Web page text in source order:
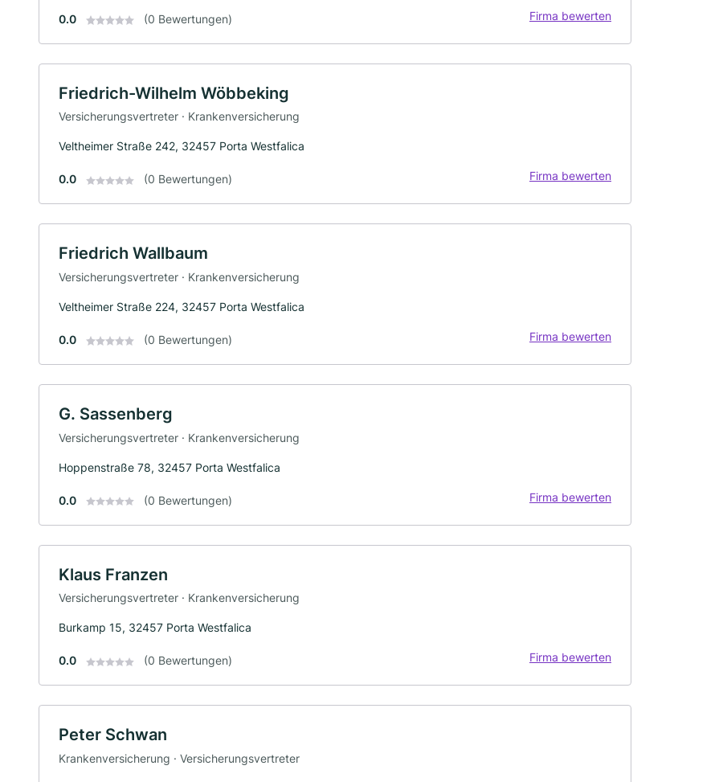
0.0 (0 Bewertungen) Firma bewerten
Friedrich-Wilhelm Wöbbeking
Versicherungsvertreter · Krankenversicherung
Veltheimer Straße 242, 32457 Porta Westfalica
0.0 (0 Bewertungen) Firma bewerten
Friedrich Wallbaum
Versicherungsvertreter · Krankenversicherung
Veltheimer Straße 224, 32457 Porta Westfalica
0.0 (0 Bewertungen) Firma bewerten
G. Sassenberg
Versicherungsvertreter · Krankenversicherung
Hoppenstraße 78, 32457 Porta Westfalica
0.0 (0 Bewertungen) Firma bewerten
Klaus Franzen
Versicherungsvertreter · Krankenversicherung
Burkamp 15, 32457 Porta Westfalica
0.0 (0 Bewertungen) Firma bewerten
Peter Schwan
Krankenversicherung · Versicherungsvertreter